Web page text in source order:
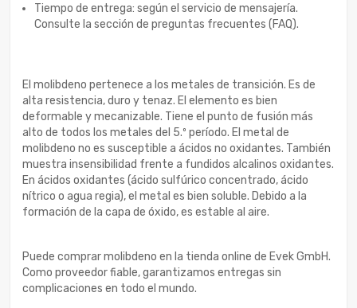
Tiempo de entrega: según el servicio de mensajería.
Consulte la sección de preguntas frecuentes (FAQ).
El molibdeno pertenece a los metales de transición. Es de
alta resistencia, duro y tenaz. El elemento es bien
deformable y mecanizable. Tiene el punto de fusión más
alto de todos los metales del 5.º período. El metal de
molibdeno no es susceptible a ácidos no oxidantes. También
muestra insensibilidad frente a fundidos alcalinos oxidantes.
En ácidos oxidantes (ácido sulfúrico concentrado, ácido
nítrico o agua regia), el metal es bien soluble. Debido a la
formación de la capa de óxido, es estable al aire.
Puede comprar molibdeno en la tienda online de Evek GmbH.
Como proveedor fiable, garantizamos entregas sin
complicaciones en todo el mundo.